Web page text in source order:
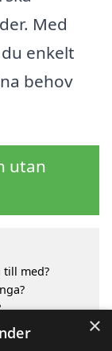
Med
enkelt
behov
utan
till med?
städerna
×